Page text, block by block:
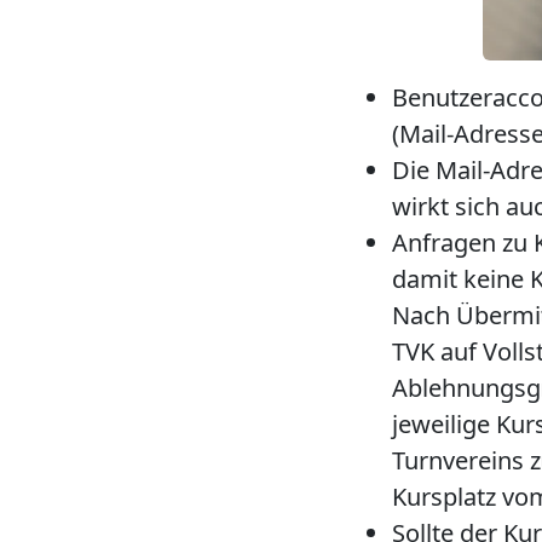
(Mail-
Die Mail-
wirkt sich
Anfragen zu
damit keine
Nach
TVK auf
jeweilige
Turnvereins
Kursplatz
Sollte der